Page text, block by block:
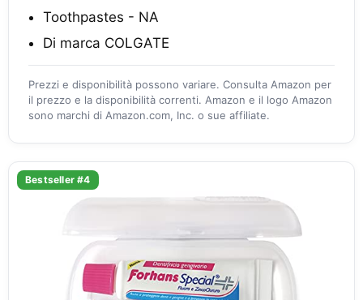
Toothpastes - NA
Di marca COLGATE
Prezzi e disponibilità possono variare. Consulta Amazon per
il prezzo e la disponibilità correnti. Amazon e il logo Amazon
sono marchi di Amazon.com, Inc. o sue affiliate.
Bestseller #4